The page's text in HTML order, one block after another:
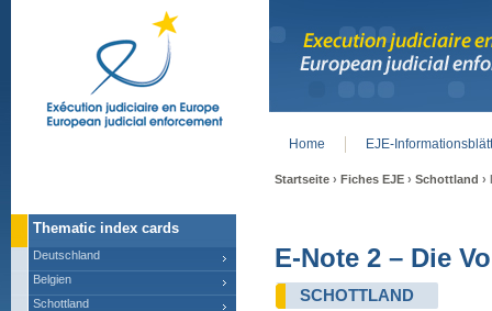
Startseite › Fiches EJE › Schottland ›
E-Note 2 – Die
SCHOTTLAND
Home EJE-
Thematic index cards
Deutschland
Belgien
Schottland